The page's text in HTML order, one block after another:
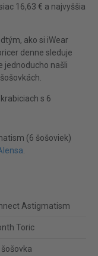
16,63 € a najvyššia
ako si iWear
denne sleduje
jednoducho našli
s 6
(6 šošoviek)
.
Astigmatism
Toric